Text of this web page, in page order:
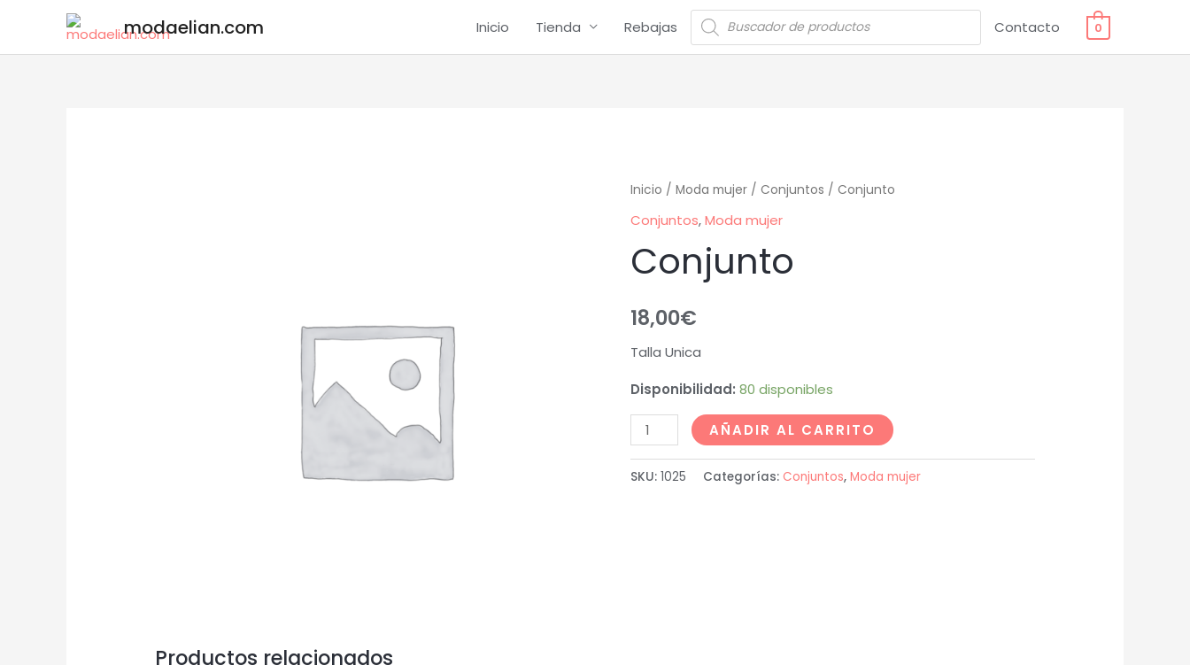
modaelian.com Inicio Tienda Rebajas Contacto 0
Inicio / Moda mujer/ Conjuntos / Conjunto
Conjuntos,Moda mujer
Conjunto
18,00€
Talla Unica
Disponibilidad: 80 disponibles
AÑADIR AL CARRITO
SKU: 1025 Categorías: Conjuntos, Moda mujer
Productos relacionados